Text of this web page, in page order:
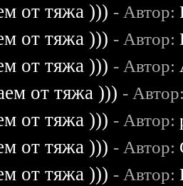
от тяжа ))) - Автор:
от тяжа ))) - Автор:
от тяжа ))) - Автор:
от тяжа ))) -
от тяжа ))) - Автор:
от тяжа ))) - Автор:
от тяжа ))) - Автор: